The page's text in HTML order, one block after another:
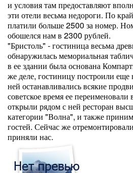
и условия там предоставляют
эти отели весьма недороги. По
платили больше 2500 за номер.
обошелся нам в 2300 рублей.
"Бристоль" - гостиница весьма
обнаружилась мемориальная
в ее здании была основана
же деле, гостиницу построили еще
ней останавливались всякие
советское время ее
открыли рядом с ней ресторан
категории "Волна", и также
гостей. Сейчас же
приняли нас.